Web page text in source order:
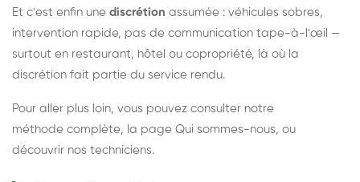
Et c'est enfin une discrétion assumée : véhicules sobres,
intervention rapide, pas de communication tape-à-l'œil —
surtout en restaurant, hôtel ou copropriété, là où la
discrétion fait partie du service rendu.
Pour aller plus loin, vous pouvez consulter notre
méthode complète, la page Qui sommes-nous, ou
découvrir nos techniciens.